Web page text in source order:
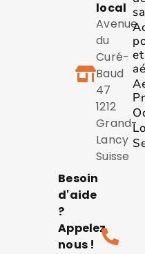
local
Avenue
du
Curé-
Baud
47
1212
Grand-
Lancy
Suisse
Besoin
d'aide
?
Appelez
nous !
et